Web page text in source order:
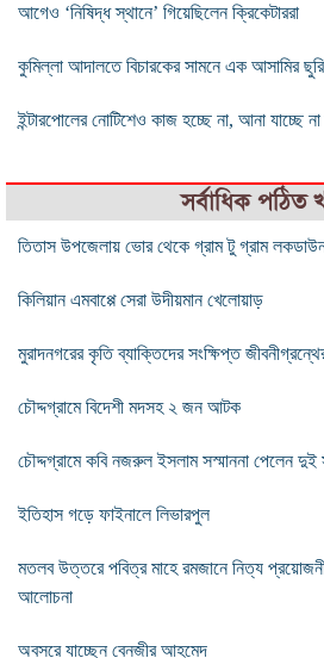
আগেও ‘নিষিদ্ধ স্থানে’ গিয়েছিলেন ক্রিকেটাররা
কুমিল্লা আদালতে বিচারকের সামনে এক আসামির
ইন্টারপোলের নোটিশেও কাজ হচ্ছে না, আনা যাচ্ছে
সর্বাধিক পঠিত
তিতাস উপজেলায় ভোর থেকে গ্রাম টু গ্রাম
কিলিয়ান এমবাপ্পে সেরা উদীয়মান খেলোয়াড়
মুরাদনগরের কৃতি ব্যাক্তিদের সংক্ষিপ্ত
চৌদ্দগ্রামে বিদেশী মদসহ ২ জন আটক
চৌদ্দগ্রামে কবি নজরুল ইসলাম সস্মাননা পেলেন দুই
ইতিহাস গড়ে ফাইনালে লিভারপুল
মতলব উত্তরে পবিত্র মাহে রমজানে নিত্য
আলোচনা
অবসরে যাচ্ছেন বেনজীর আহমেদ